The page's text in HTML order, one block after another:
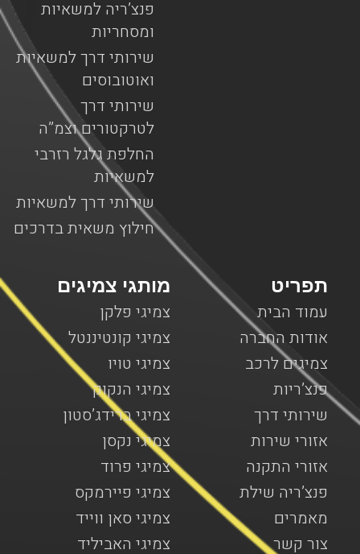
פנצ’ריה למשאיות
ומסחריות
שירותי דרך למשאיות
ואוטובוסים
שירותי דרך
לטרקטורים וצמ”ה
החלפת גלגל רזרבי
למשאיות
שירותי דרך למשאיות
חילוץ משאית בדרכים
מותגי צמיגים
צמיגי פלקן
צמיגי קונטיננטל
צמיגי טויו
צמיגי הנקוק
צמיגי ברידג’סטון
צמיגי נקסן
צמיגי פרוד
צמיגי פיירמקס
צמיגי סאן ווייד
צמיגי האביליד
תפריט
עמוד הבית
אודות החברה
צמיגים לרכב
פנצ’ריות
שירותי דרך
אזורי שירות
אזורי התקנה
פנצ’ריה שילת
מאמרים
צור קשר